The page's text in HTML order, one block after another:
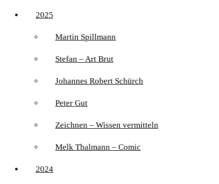
2025
Martin Spillmann
Stefan – Art Brut
Johannes Robert Schürch
Peter Gut
Zeichnen – Wissen vermitteln
Melk Thalmann – Comic
2024